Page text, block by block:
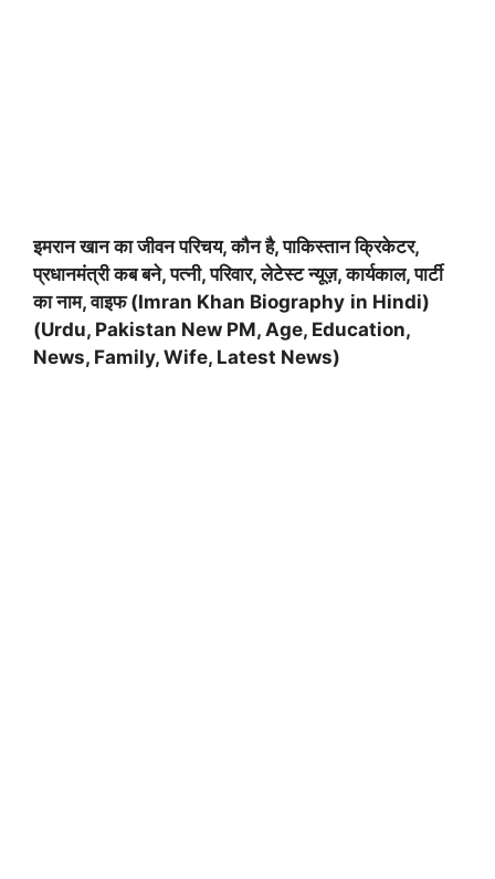
इमरान खान का जीवन परिचय, कौन है, पाकिस्तान क्रिकेटर,
प्रधानमंत्री कब बने, पत्नी, परिवार, लेटेस्ट न्यूज़, कार्यकाल, पार्टी
का नाम, वाइफ (Imran Khan Biography in Hindi)
(Urdu, Pakistan New PM, Age, Education,
News, Family, Wife, Latest News)